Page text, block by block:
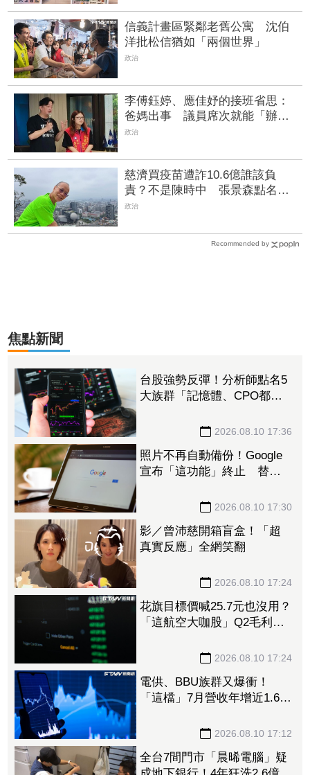
信義計畫區緊鄰老舊公寓 沈伯
洋批松信猶如「兩個世界」
政治
李傅鈺婷、應佳妤的接班省思：
爸媽出事 議員席次就能「辦理
過戶」？
政治
慈濟買疫苗遭詐10.6億誰該負
責？不是陳時中 張景森點名：
執行長下台
政治
Recommended by
焦點新聞
台股強勢反彈！分析師點名5
大族群「記憶體、CPO都上
2026.08.10 17:36
照片不再自動備份！Google
宣布「這功能」終止 替代
2026.08.10 17:30
影／曾沛慈開箱盲盒！「超
真實反應」全網笑翻
2026.08.10 17:24
花旗目標價喊25.7元也沒用？
「這航空大咖股」Q2毛利率
2026.08.10 17:24
電供、BBU族群又爆衝！
「這檔」7月營收年增近1.6倍
同飆漲停、順達噴漲9.31%
2026.08.10 17:12
全台7間門市「晨晞電腦」疑